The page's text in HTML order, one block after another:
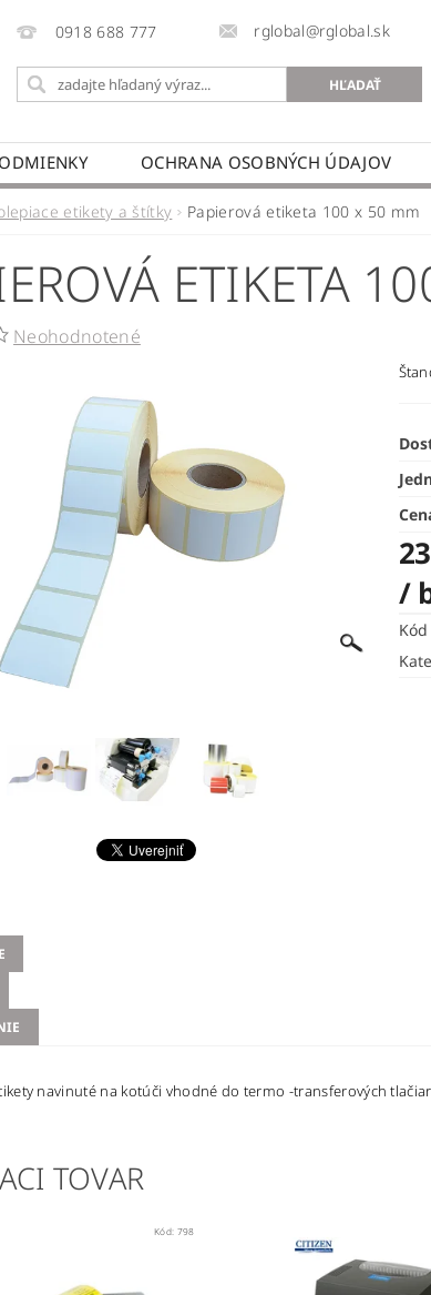
0918 688 777 rglobal@rglobal.sk
OCHRANA OSOBNÝCH ÚDAJOV
etikety a štítky Papierová etiketa 100 x 50 mm
ETIKETA
Neohodnotené
/
navinuté na kotúči vhodné do termo -transferových
TOVAR
Kód: 798